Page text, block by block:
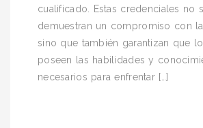
cualificado. Estas credenciales no
demuestran un compromiso con la
sino que también garantizan que
poseen las habilidades y
necesarios para enfrentar […]